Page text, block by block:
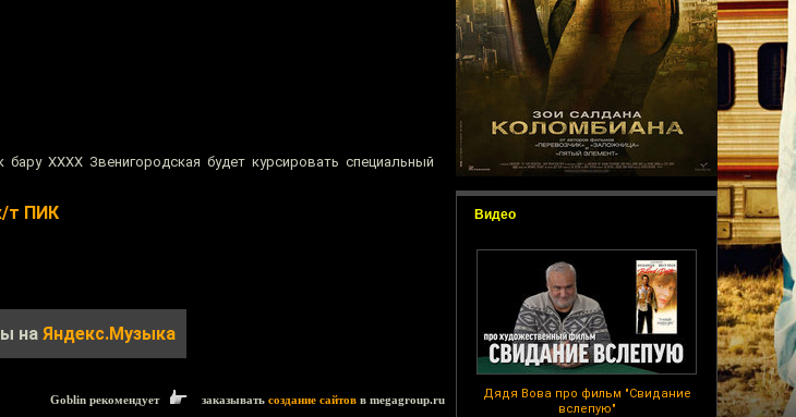
Видео
Дядя Вова про фильм "Свидание
вслепую"
ХХХХ Звенигородская будет курсировать специальный
т ПИК
на Яндекс.Музыка
Goblin рекомендует заказывать создание сайтов в megagroup.ru